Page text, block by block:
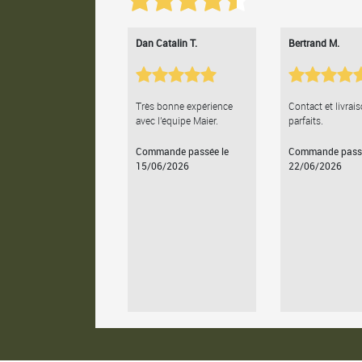
Dan Catalin T.
Très bonne expérience
avec l'équipe Maier.
Commande passée le
15/06/2026
Bertrand M.
Contact et
parfaits.
Commande
22/06/2026